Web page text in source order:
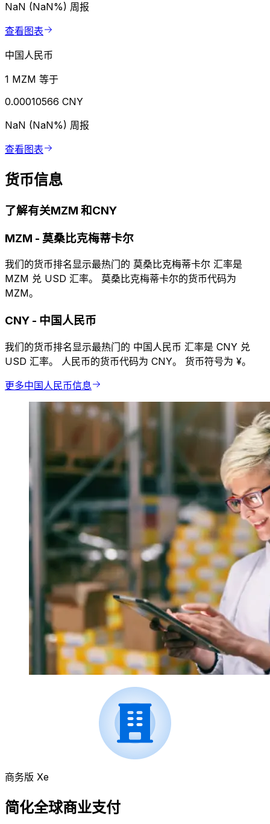
NaN (NaN%) 周报
查看图表
中国人民币
1 MZM 等于
0.00010566 CNY
NaN (NaN%) 周报
查看图表
货币信息
了解有关MZM 和CNY
MZM - 莫桑比克梅蒂卡尔
我们的货币排名显示最热门的 莫桑比克梅蒂卡尔 汇率是
MZM 兑 USD 汇率。 莫桑比克梅蒂卡尔的货币代码为
MZM。
CNY - 中国人民币
我们的货币排名显示最热门的 中国人民币 汇率是 CNY 兑
USD 汇率。 人民币的货币代码为 CNY。 货币符号为 ¥。
更多中国人民币信息
商务版 Xe
简化全球商业支付